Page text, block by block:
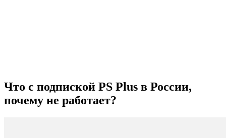
Что с подпиской PS Plus в России,
почему не работает?